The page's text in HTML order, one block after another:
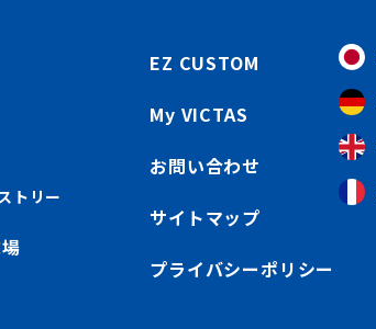
トリー
EZ CUSTOM
My VICTAS
お問い合わせ
サイトマップ
プライバシーポリシー